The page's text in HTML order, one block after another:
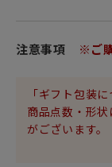
録）
ヨーロッパから
ョン「ワンダーラ
注意事項 ※ご
「ギフト包装に
商品点数・形
がございます。